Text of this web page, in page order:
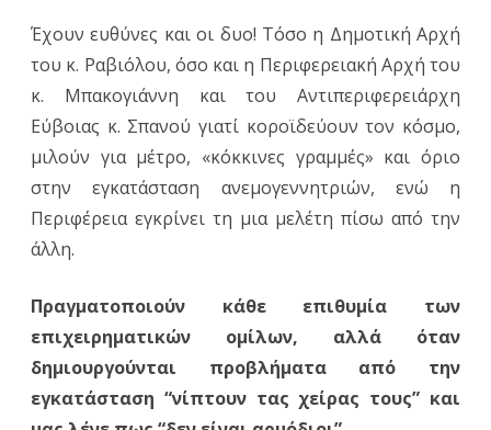
Έχουν ευθύνες και οι δυο! Τόσο η Δημοτική Αρχή
του κ. Ραβιόλου, όσο και η Περιφερειακή Αρχή του
κ. Μπακογιάννη και του Αντιπεριφερειάρχη
Εύβοιας κ. Σπανού γιατί κοροϊδεύουν τον κόσμο,
μιλούν για μέτρο, «κόκκινες γραμμές» και όριο
στην εγκατάσταση ανεμογεννητριών, ενώ η
Περιφέρεια εγκρίνει τη μια μελέτη πίσω από την
άλλη.
Πραγματοποιούν κάθε επιθυμία των
επιχειρηματικών ομίλων, αλλά όταν
δημιουργούνται προβλήματα από την
εγκατάσταση “νίπτουν τας χείρας τους” και